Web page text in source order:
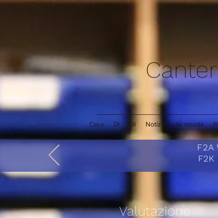
Casa Di Di Notizie sulla scuola
Valutazione